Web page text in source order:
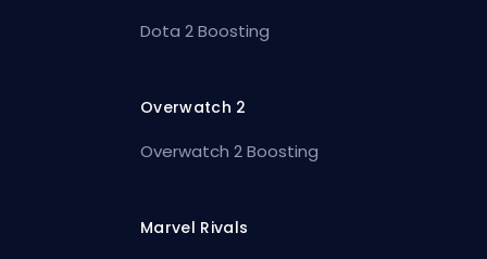
Dota 2 Boosting
Overwatch 2
Overwatch 2 Boosting
Marvel Rivals